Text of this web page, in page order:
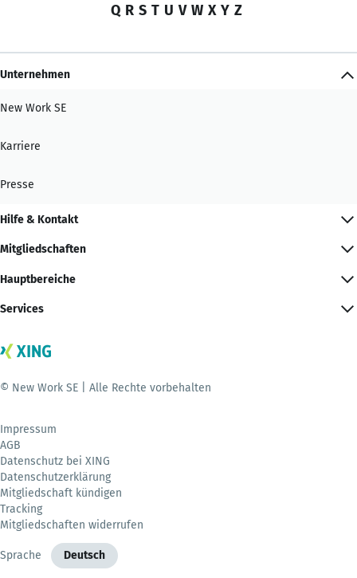
Q R S T U V W X Y Z
Unternehmen
New Work SE
Karriere
Presse
Hilfe & Kontakt
Mitgliedschaften
Hauptbereiche
Services
© New Work SE | Alle Rechte vorbehalten
Impressum
AGB
Datenschutz bei XING
Datenschutzerklärung
Mitgliedschaft kündigen
Tracking
Mitgliedschaften widerrufen
Sprache Deutsch